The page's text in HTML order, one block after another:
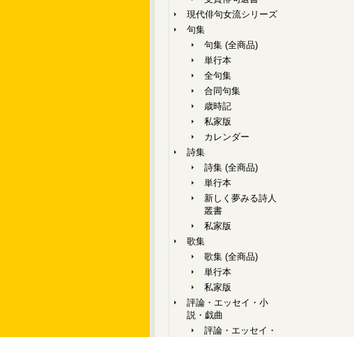
現代俳句女流シリーズ
句集
句集 (全商品)
単行本
全句集
合同句集
歳時記
私家版
カレンダー
詩集
詩集 (全商品)
単行本
新しく夢みる詩人
叢書
私家版
歌集
歌集 (全商品)
単行本
私家版
評論・エッセイ・小
説・戯曲
評論・エッセイ・